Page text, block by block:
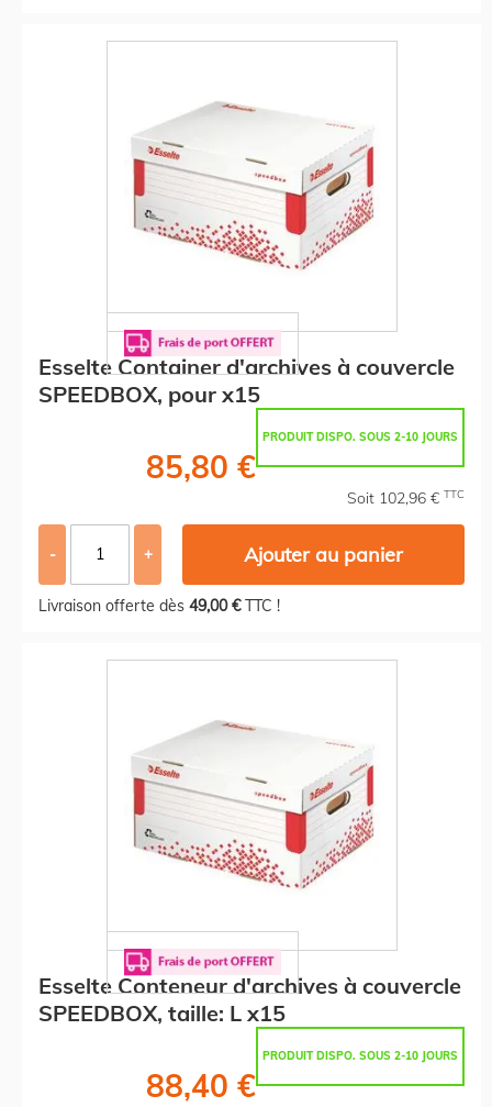
Esselte Container d'archives à couvercle
SPEEDBOX, pour x15
PRODUIT DISPO. SOUS 2-10 JOURS
85,80 €
Soit 102,96 € TTC
- + Ajouter au panier
Livraison offerte dès 49,00 €TTC !
Esselte Conteneur d'archives à couvercle
SPEEDBOX, taille: L x15
PRODUIT DISPO. SOUS 2-10 JOURS
88,40 €